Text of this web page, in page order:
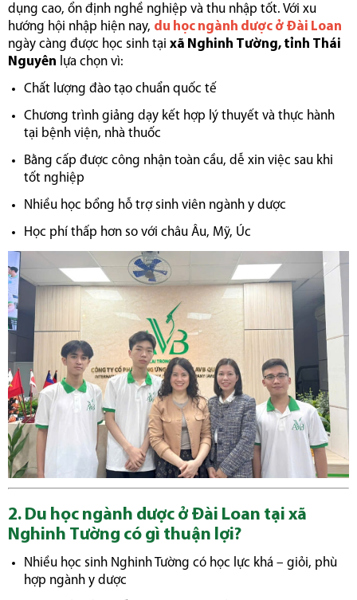
dụng cao, ổn định nghề nghiệp và thu nhập tốt. Với xu
hướng hội nhập hiện nay, du học ngành dược ở Đài Loan
ngày càng được học sinh tại xã Nghinh Tường, tỉnh Thái
Nguyên lựa chọn vì:
Chất lượng đào tạo chuẩn quốc tế
Chương trình giảng dạy kết hợp lý thuyết và thực hành
tại bệnh viện, nhà thuốc
Bằng cấp được công nhận toàn cầu, dễ xin việc sau khi
tốt nghiệp
Nhiều học bổng hỗ trợ sinh viên ngành y dược
Học phí thấp hơn so với châu Âu, Mỹ, Úc
2. Du học ngành dược ở Đài Loan tại xã
Nghinh Tường có gì thuận lợi?
Nhiều học sinh Nghinh Tường có học lực khá – giỏi, phù
hợp ngành y dược